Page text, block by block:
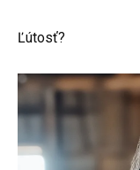
Ľútosť?